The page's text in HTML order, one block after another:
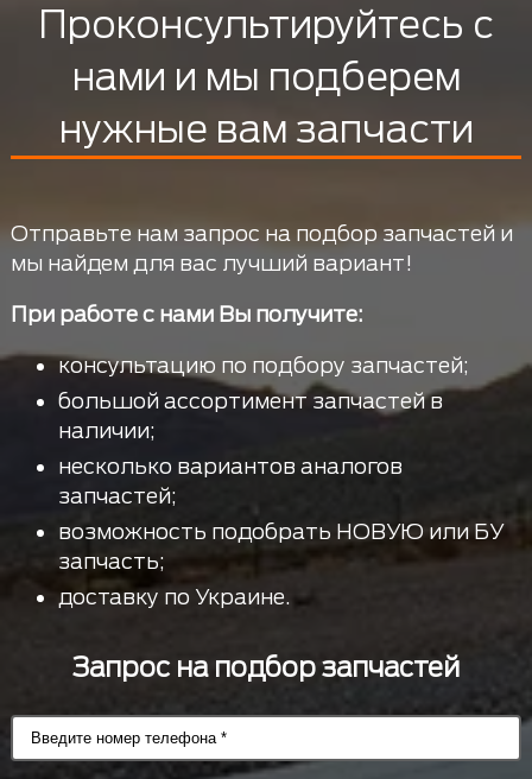
Проконсультируйтесь с
нами и мы подберем
нужные вам запчасти
Отправьте нам запрос на подбор запчастей и
мы найдем для вас лучший вариант!
При работе с нами Вы получите:
консультацию по подбору запчастей;
большой ассортимент запчастей в
наличии;
несколько вариантов аналогов
запчастей;
возможность подобрать НОВУЮ или БУ
запчасть;
доставку по Украине.
Запрос на подбор запчастей